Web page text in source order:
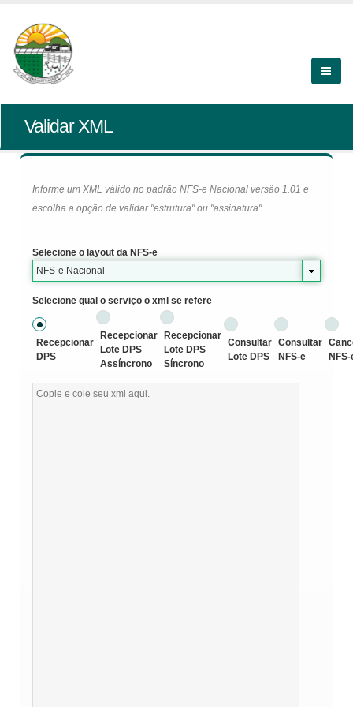
Validar XML
Informe um XML válido no padrão NFS-e Nacional versão 1.01 e
escolha a opção de validar "estrutura" ou "assinatura".
Selecione o layout da NFS-e
NFS-e Nacional
Selecione qual o serviço o xml se refere
Recepcionar
DPS
Recepcionar
Lote DPS
Assíncrono
Recepcionar
Lote DPS
Síncrono
Consultar
Lote DPS
Consultar
NFS-e
NFS-